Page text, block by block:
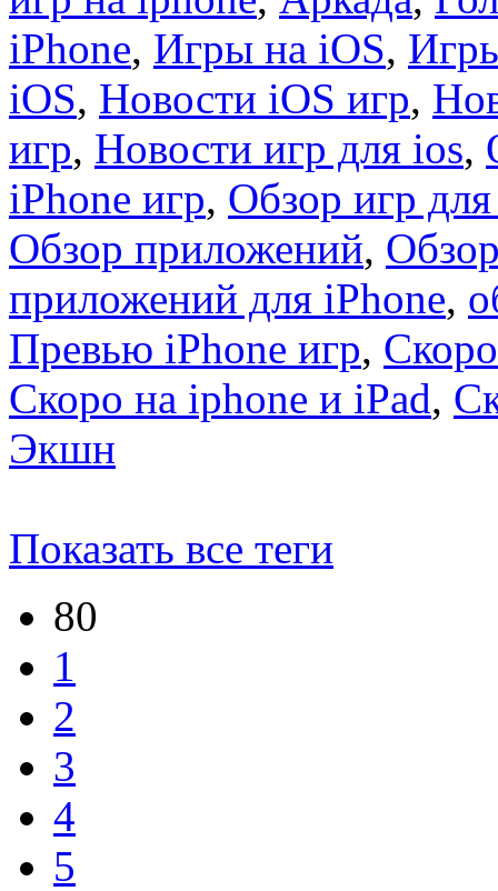
iPhone, Игры на iOS,
iOS, Новости iOS игр,
игр, Новости игр для ios,
iPhone игр, Обзор игр
Обзор приложений,
приложений для iPhone,
Превью iPhone игр,
Скоро на iphone и iPad,
Экшн
Показать все теги
80
1
2
3
4
5